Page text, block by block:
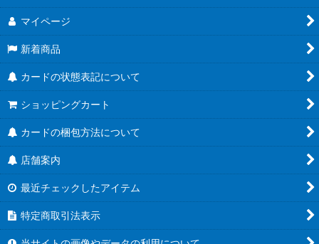
マイページ
新着商品
カードの状態表記について
ショッピングカート
カードの梱包方法について
店舗案内
最近チェックしたアイテム
特定商取引法表示